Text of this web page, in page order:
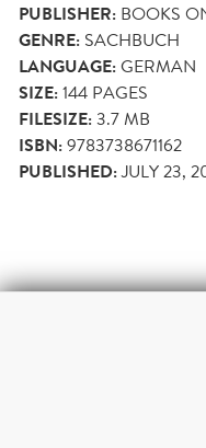
PUBLISHER: BOOKS
GENRE: SACHBUCH
LANGUAGE:GERMAN
SIZE:144 PAGES
FILESIZE:3.7 MB
ISBN:9783738671162
PUBLISHED:JULY 23,